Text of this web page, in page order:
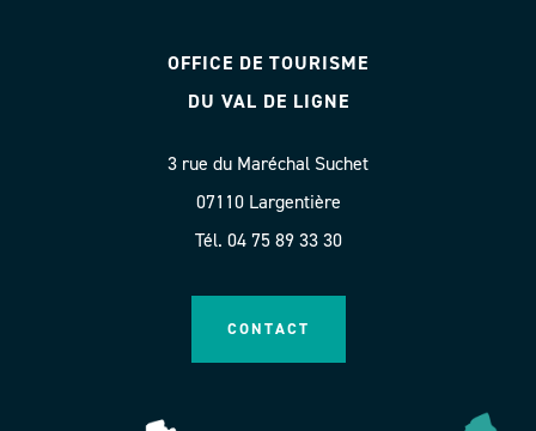
OFFICE DE TOURISME
DU VAL DE LIGNE
3 rue du Maréchal Suchet
07110 Largentière
Tél. 04 75 89 33 30
CONTACT